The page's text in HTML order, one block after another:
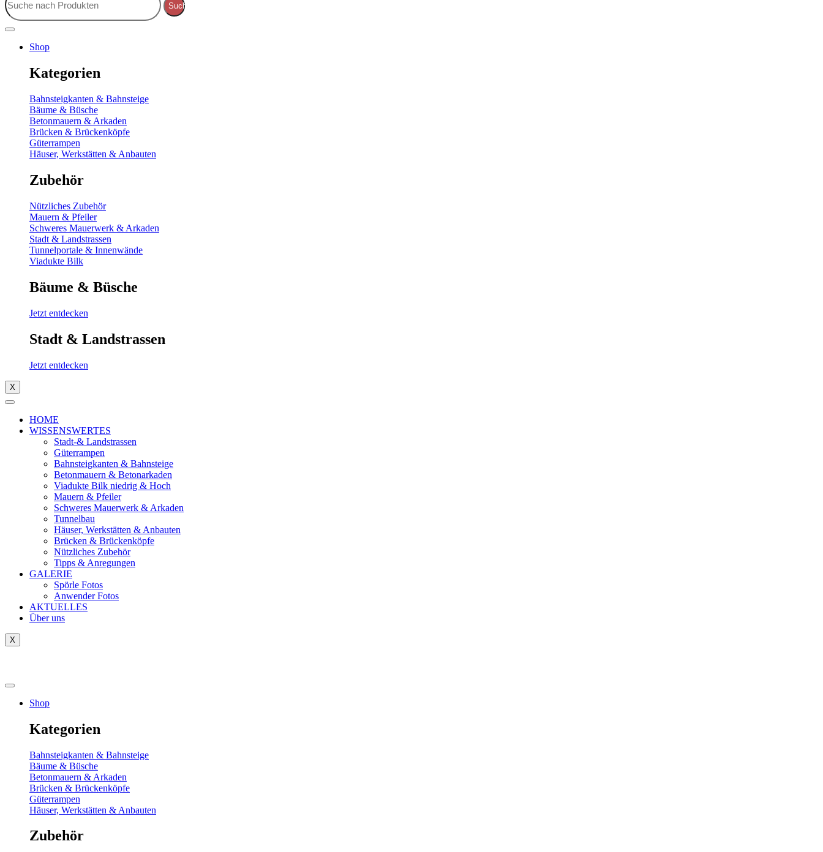
Suche
Shop
Kategorien
Bahnsteigkanten & Bahnsteige
Bäume & Büsche
Betonmauern & Arkaden
Brücken & Brückenköpfe
Güterrampen
Häuser, Werkstätten & Anbauten
Zubehör
Nützliches Zubehör
Mauern & Pfeiler
Schweres Mauerwerk & Arkaden
Stadt & Landstrassen
Tunnelportale & Innenwände
Viadukte Bilk
Bäume & Büsche
Jetzt entdecken
Stadt & Landstrassen
Jetzt entdecken
X
HOME
WISSENSWERTES
Stadt-& Landstrassen
Güterrampen
Bahnsteigkanten & Bahnsteige
Betonmauern & Betonarkaden
Viadukte Bilk niedrig & Hoch
Mauern & Pfeiler
Schweres Mauerwerk & Arkaden
Tunnelbau
Häuser, Werkstätten & Anbauten
Brücken & Brückenköpfe
Nützliches Zubehör
Tipps & Anregungen
GALERIE
Spörle Fotos
Anwender Fotos
AKTUELLES
Über uns
X
Shop
Kategorien
Bahnsteigkanten & Bahnsteige
Bäume & Büsche
Betonmauern & Arkaden
Brücken & Brückenköpfe
Güterrampen
Häuser, Werkstätten & Anbauten
Zubehör